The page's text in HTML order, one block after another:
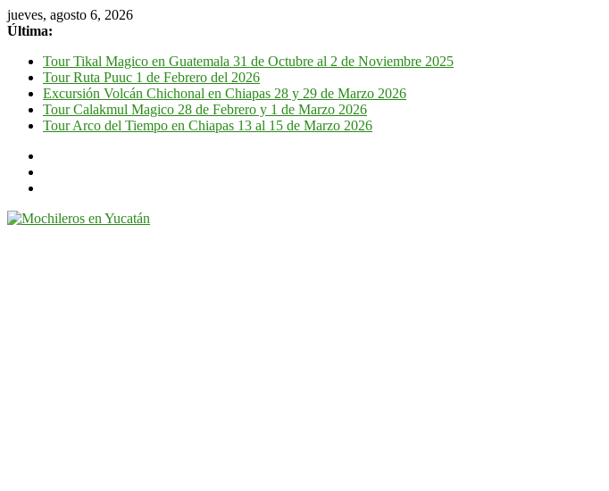
jueves, agosto 6, 2026
Última:
Tour Tikal Magico en Guatemala 31 de Octubre al 2 de Noviembre 2025
Tour Ruta Puuc 1 de Febrero del 2026
Excursión Volcán Chichonal en Chiapas 28 y 29 de Marzo 2026
Tour Calakmul Magico 28 de Febrero y 1 de Marzo 2026
Tour Arco del Tiempo en Chiapas 13 al 15 de Marzo 2026